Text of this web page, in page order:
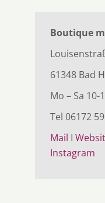
Boutique
61348 Bad
Mo – Sa 10-
Tel 06172
Mail I
Instagram